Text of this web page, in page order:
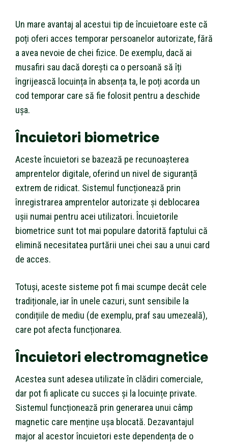
Un mare avantaj al acestui tip de încuietoare este că
poți oferi acces temporar persoanelor autorizate, fără
a avea nevoie de chei fizice. De exemplu, dacă ai
musafiri sau dacă dorești ca o persoană să îți
îngrijească locuința în absența ta, le poți acorda un
cod temporar care să fie folosit pentru a deschide
ușa.
Încuietori biometrice
Aceste încuietori se bazează pe recunoașterea
amprentelor digitale, oferind un nivel de siguranță
extrem de ridicat. Sistemul funcționează prin
înregistrarea amprentelor autorizate și deblocarea
ușii numai pentru acei utilizatori. Încuietorile
biometrice sunt tot mai populare datorită faptului că
elimină necesitatea purtării unei chei sau a unui card
de acces.
Totuși, aceste sisteme pot fi mai scumpe decât cele
tradiționale, iar în unele cazuri, sunt sensibile la
condițiile de mediu (de exemplu, praf sau umezeală),
care pot afecta funcționarea.
Încuietori electromagnetice
Acestea sunt adesea utilizate în clădiri comerciale,
dar pot fi aplicate cu succes și la locuințe private.
Sistemul funcționează prin generarea unui câmp
magnetic care menține ușa blocată. Dezavantajul
major al acestor încuietori este dependența de o